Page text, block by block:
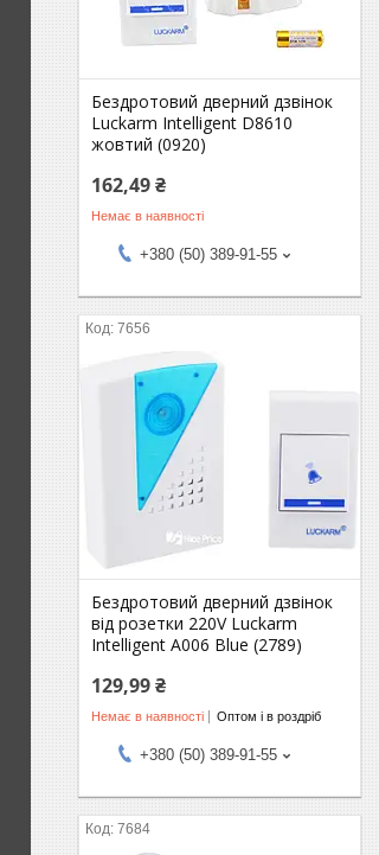
Бездротовий дверний дзвінок
Luckarm Intelligent D8610
жовтий (0920)
162,49 ₴
Немає в наявності
+380 (50) 389-91-55
7656
Бездротовий дверний дзвінок
від розетки 220V Luckarm
Intelligent A006 Blue (2789)
129,99 ₴
Немає в наявності Оптом і в роздріб
+380 (50) 389-91-55
7684